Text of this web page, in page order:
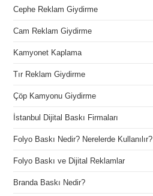
Cephe Reklam Giydirme
Cam Reklam Giydirme
Kamyonet Kaplama
Tır Reklam Giydirme
Çöp Kamyonu Giydirme
İstanbul Dijital Baskı Firmaları
Folyo Baskı Nedir? Nerelerde Kullanılır?
Folyo Baskı ve Dijital Reklamlar
Branda Baskı Nedir?